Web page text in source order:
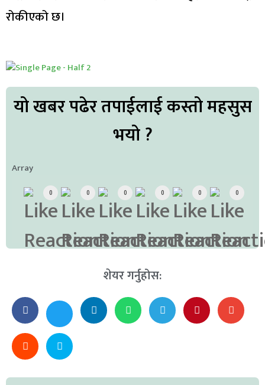
रोकीएको छ।
यो खबर पढेर तपाईलाई कस्तो महसुस
भयो ?
Array
0 0 0 0 0 0
शेयर गर्नुहोस: